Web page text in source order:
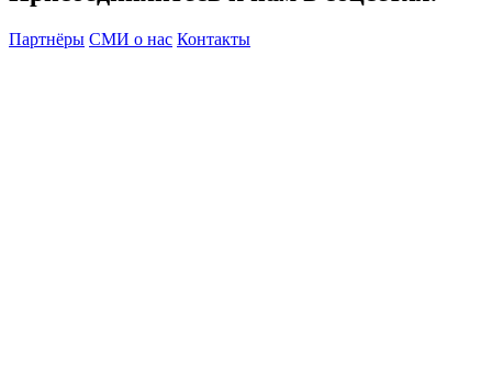
Партнёры СМИ о нас Контакты